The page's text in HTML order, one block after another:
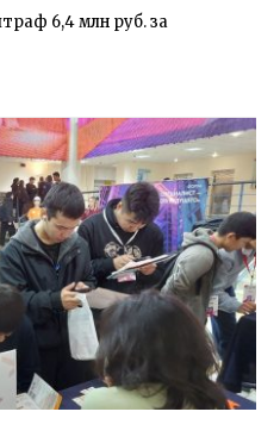
6,4 млн руб. за